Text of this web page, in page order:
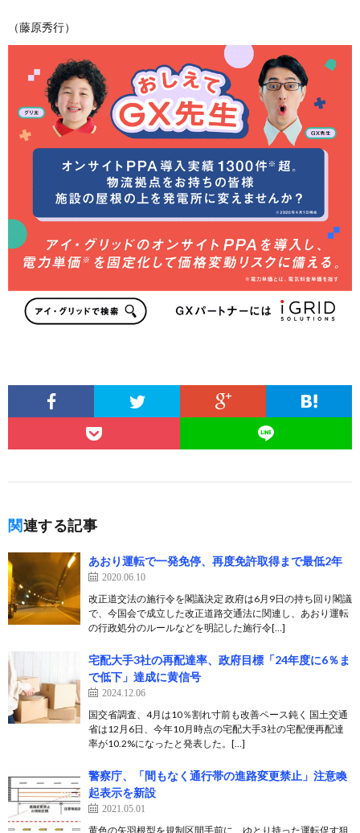
（藤原秀行）
関連する記事
あおり運転で一発免停、再度免許取得まで最低2年
2020.06.10
改正道交法の施行令を閣議決定 政府は6月9日の持ち回り閣議
で、今国会で成立した改正道路交通法に関連し、あおり運転
の行政処分のルールなどを明記した施行令[…]
宅配大手3社の再配達率、政府目標「24年度に6％ま
で低下」達成に黄信号
2024.12.06
国交省調査、4月は10％割れ寸前も改善ペース鈍く 国土交通
省は12月6日、今年10月時点の宅配大手3社の宅配便再配達
率が10.2%になったと発表した。[…]
警察庁、「間もなく通行帯の進路変更禁止」注意喚
起表示を新設
2021.05.01
黄色の矢羽根型を規制区間手前に、ゆとり持った運転促す狙